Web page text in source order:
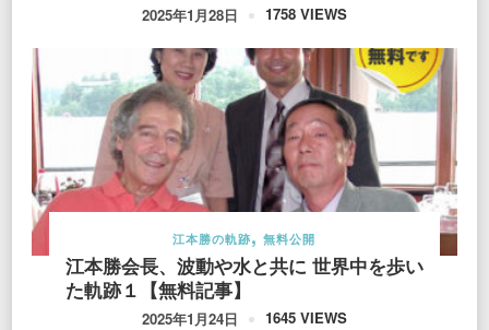
2025年1月28日 1758 VIEWS
江本勝の軌跡 無料公開
江本勝会長、波動や水と共に 世界中を歩い
た軌跡１【無料記事】
2025年1月24日 1645 VIEWS